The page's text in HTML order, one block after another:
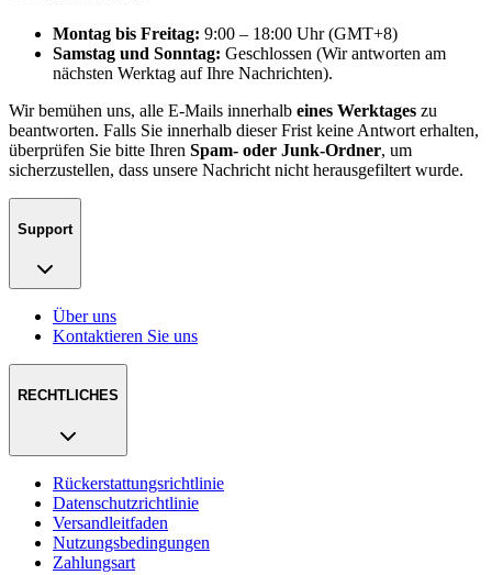
Montag bis Freitag: 9:00 – 18:00 Uhr (GMT+8)
Samstag und Sonntag: Geschlossen (Wir antworten am
nächsten Werktag auf Ihre Nachrichten).
Wir bemühen uns, alle E-Mails innerhalb eines Werktages zu
beantworten. Falls Sie innerhalb dieser Frist keine Antwort erhalten,
überprüfen Sie bitte Ihren Spam- oder Junk-Ordner, um
sicherzustellen, dass unsere Nachricht nicht herausgefiltert wurde.
Support
Über uns
Kontaktieren Sie uns
RECHTLICHES
Rückerstattungsrichtlinie
Datenschutzrichtlinie
Versandleitfaden
Nutzungsbedingungen
Zahlungsart